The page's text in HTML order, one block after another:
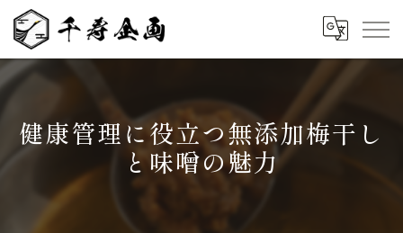
健康管理に役立つ無添加梅干し
と味噌の魅力